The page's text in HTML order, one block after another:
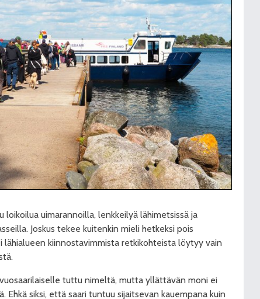
loikoilua uimarannoilla, lenkkeilyä lähimetsissä ja
Joskus tekee kuitenkin mieli hetkeksi pois
lähialueen kiinnostavimmista retkikohteista löytyy vain
tuttu nimeltä, mutta yllättävän moni ei
Ehkä siksi, että saari tuntuu sijaitsevan kauempana kuin